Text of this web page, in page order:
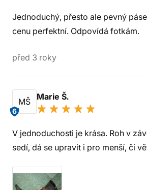
Jednoduchý, přesto ale pevný
cenu perfektní. Odpovídá fotkám.
před 3 roky
MŠ
6
Marie Š.
V jednoduchosti je krása. Roh v
sedí, dá se upravit i pro menší, či